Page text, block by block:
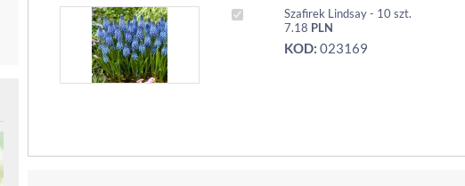
Szafirek Lindsay - 10 szt.
7.18 PLN
KOD: 023169